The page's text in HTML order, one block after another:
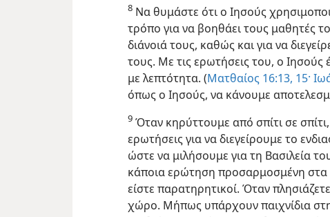
8 Να θυμάστε ότι ο Ιησούς
τρόπο για να βοηθάει τους μαθητές
διάνοιά τους, καθώς και για να
τους. Με τις ερωτήσεις του, ο Ιησούς
με λεπτότητα. (Ματθαίος 16:13, 15·
όπως ο Ιησούς, να κάνουμε
9 Όταν κηρύττουμε από σπίτι σε
ερωτήσεις για να διεγείρουμε το
ώστε να μιλήσουμε για τη Βασιλεία
κάποια ερώτηση προσαρμοσμένη στα
είστε παρατηρητικοί. Όταν
χώρο. Μήπως υπάρχουν παιχνίδια